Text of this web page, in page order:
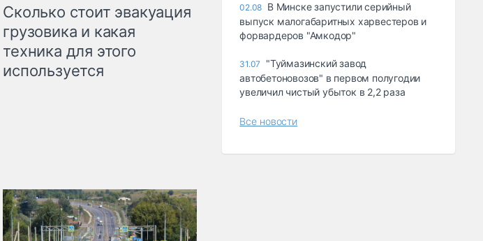
Сколько стоит эвакуация
грузовика и какая
техника для этого
используется
02.08 В Минске запустили серийный
выпуск малогабаритных харвестеров и
форвардеров "Амкодор"
31.07
"Туймазинский завод
автобетоновозов" в первом полугодии
увеличил чистый убыток в 2,2 раза
Все новости